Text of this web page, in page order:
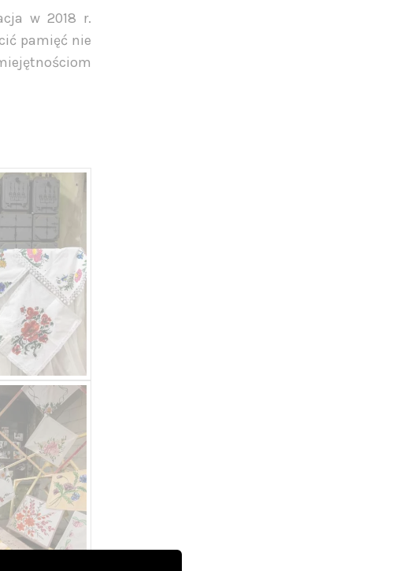
w 2018 r.
pamięć nie